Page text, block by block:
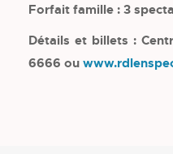
Forfait famille : 3
Détails et billets :
6666 ou